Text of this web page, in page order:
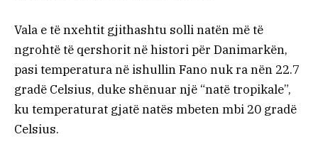
Vala e të nxehtit gjithashtu solli natën më të
ngrohtë të qershorit në histori për Danimarkën,
pasi temperatura në ishullin Fano nuk ra nën 22.7
gradë Celsius, duke shënuar një “natë tropikale”,
ku temperaturat gjatë natës mbeten mbi 20 gradë
Celsius.